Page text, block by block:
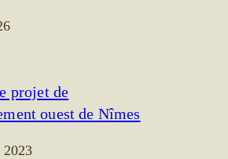
projet de
ouest de Nîmes